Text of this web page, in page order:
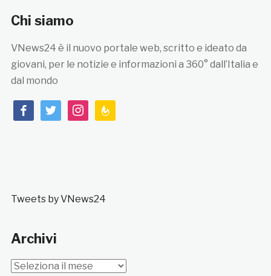
Chi siamo
VNews24 è il nuovo portale web, scritto e ideato da
giovani, per le notizie e informazioni a 360° dall’Italia e
dal mondo
facebooktwitterinstagramfeedburner
Tweets by VNews24
Archivi
Archivi